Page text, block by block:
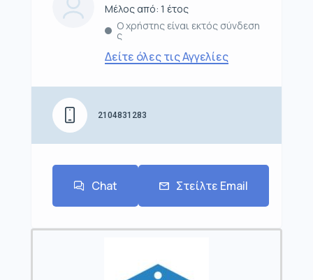
Μέλος από: 1 έτος
Ο χρήστης είναι εκτός σύνδεση
ς
Δείτε όλες τις Αγγελίες
2104831283
Chat Στείλτε Email